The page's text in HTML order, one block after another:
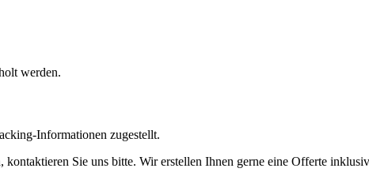
werden.
Informationen zugestellt.
Sie uns bitte. Wir erstellen Ihnen gerne eine Offerte